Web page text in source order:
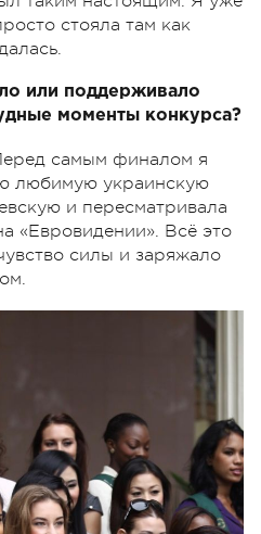
стояла там как
или поддерживало
моменты конкурса?
самым финалом я
любимую украинскую
и пересматривала
«Евровидении». Всё это
силы и заряжало